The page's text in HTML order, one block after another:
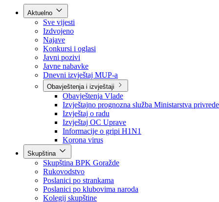
Kontakt
Aktuelno
Sve vijesti
Izdvojeno
Najave
Konkursi i oglasi
Javni pozivi
Javne nabavke
Dnevni izvještaj MUP-a
Obavještenja i izvještaji
Obavještenja Vlade
Izvještajno prognozna služba Ministarstva privrede
Izvještaj o radu
Izvještaj OC Uprave
Informacije o gripi H1N1
Korona virus
Skupština
Skupština BPK Goražde
Rukovodstvo